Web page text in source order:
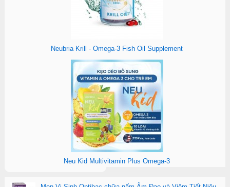
Neubria Krill - Omega-3 Fish Oil Supplement
Neu Kid Multivitamin Plus Omega-3